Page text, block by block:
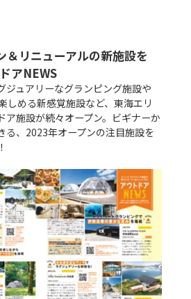
リニューアルの新施設を
アNEWS
ジュアリーなグランピング施設や
しめる新感覚施設など、東海エリ
ア施設が続々オープン。ビギナーか
る、2023年オープンの注目施設を